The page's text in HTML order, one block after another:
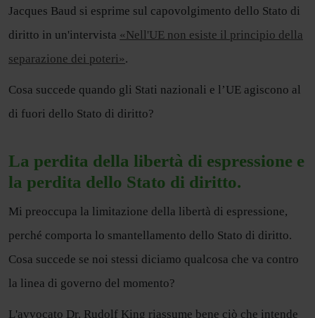
Jacques Baud si esprime sul capovolgimento dello Stato di
diritto in un'intervista «Nell'UE non esiste il principio della
separazione dei poteri».
Cosa succede quando gli Stati nazionali e l’UE agiscono al
di fuori dello Stato di diritto?
La perdita della libertà di espressione e
la perdita dello Stato di diritto.
Mi preoccupa la limitazione della libertà di espressione,
perché comporta lo smantellamento dello Stato di diritto.
Cosa succede se noi stessi diciamo qualcosa che va contro
la linea di governo del momento?
L'avvocato Dr. Rudolf King riassume bene ciò che intende